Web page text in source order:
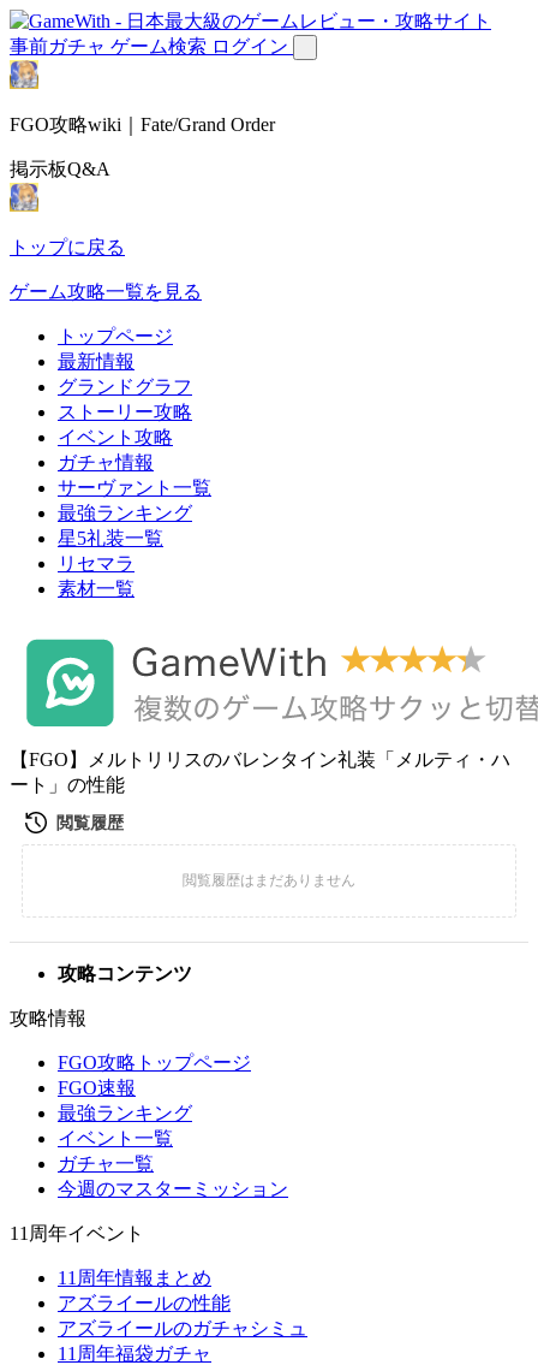
事前ガチャ ゲーム検索 ログイン
FGO攻略wiki｜Fate/Grand Order
掲示板Q&A
トップに戻る
ゲーム攻略一覧を見る
トップページ
最新情報
グランドグラフ
ストーリー攻略
イベント攻略
ガチャ情報
サーヴァント一覧
最強ランキング
星5礼装一覧
リセマラ
素材一覧
【FGO】メルトリリスのバレンタイン礼装「メルティ・ハ
ート」の性能
攻略コンテンツ
攻略情報
FGO攻略トップページ
FGO速報
最強ランキング
イベント一覧
ガチャ一覧
今週のマスターミッション
11周年イベント
11周年情報まとめ
アズライールの性能
アズライールのガチャシミュ
11周年福袋ガチャ